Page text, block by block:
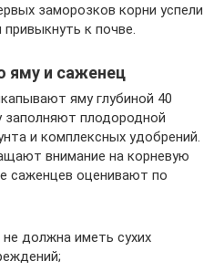
заморозков корни успели
к почве.
яму и саженец
яму глубиной 40
заполняют плодородной
и комплексных удобрений.
внимание на корневую
саженцев оценивают по
должна иметь сухих